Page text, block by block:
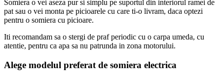
Somiera o vei aseza pur si simplu pe suportul din interiorul ramei de
pat sau o vei monta pe picioarele cu care ti-o livram, daca optezi
pentru o somiera cu picioare.
Iti recomandam sa o stergi de praf periodic cu o carpa umeda, cu
atentie, pentru ca apa sa nu patrunda in zona motorului.
Alege modelul preferat de somiera electrica